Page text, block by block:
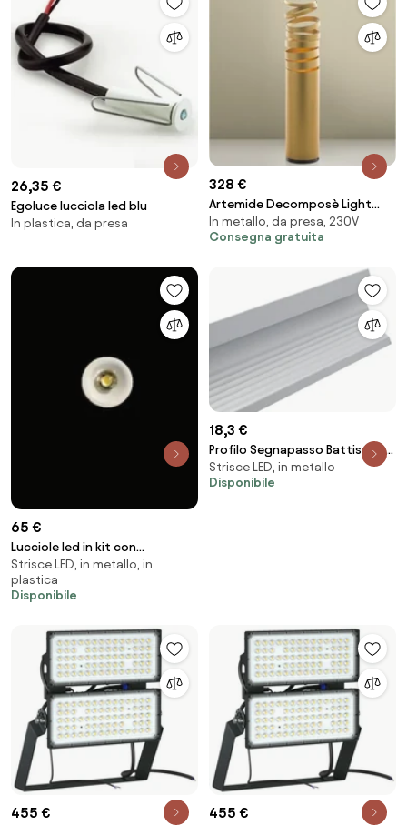
26,35 €
Egoluce lucciola led blu
In plastica, da presa
328 €
Artemide Decomposè Light
tavolo oro
In metallo, da presa, 230V
Consegna gratuita
65 €
Lucciole led in kit con
alimentatore
Strisce LED, in metallo, in
plastica
Disponibile
18,3 €
Profilo Segnapasso Battiscopa
Incassato 1m Variante
Lunghezza Profilo 1 metro
Strisce LED, in metallo
Disponibile
455 € 455 €